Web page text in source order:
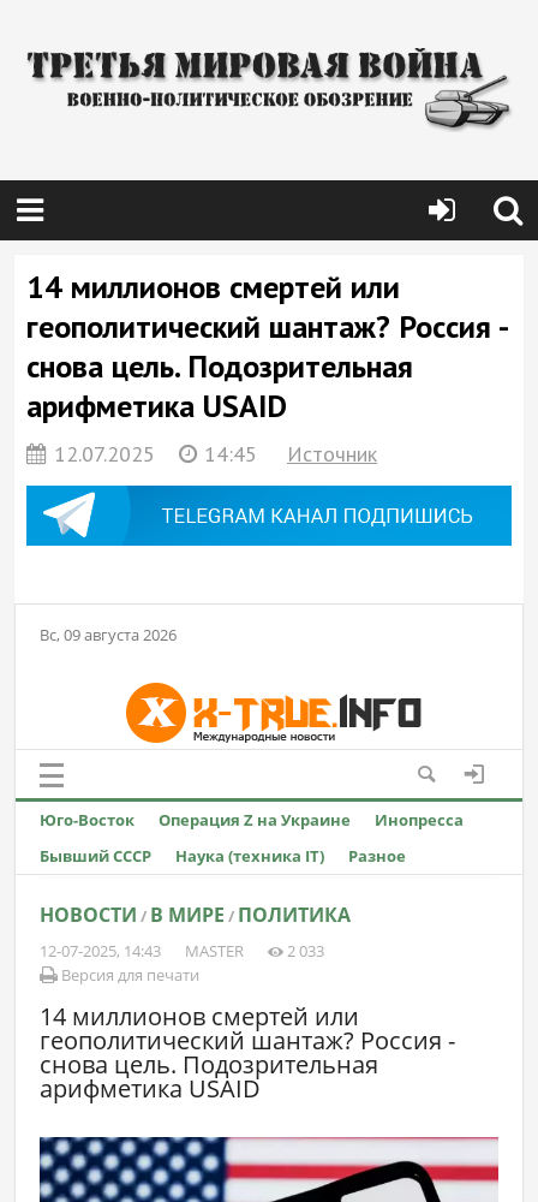
14 миллионов смертей или
геополитический шантаж? Россия -
снова цель. Подозрительная
арифметика USAID
12.07.2025 14:45 Источник